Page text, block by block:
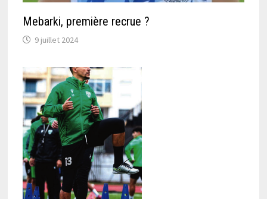
Mebarki, première recrue ?
9 juillet 2024